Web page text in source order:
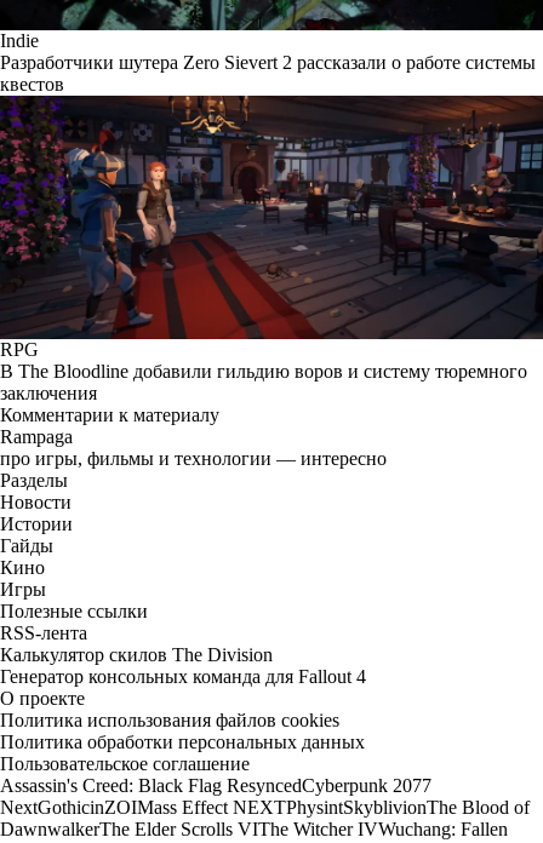
Indie
Разработчики шутера Zero Sievert 2 рассказали о работе системы
квестов
RPG
В The Bloodline добавили гильдию воров и систему тюремного
заключения
Комментарии к материалу
Rampaga
про игры, фильмы и технологии — интересно
Разделы
Новости
Истории
Гайды
Кино
Игры
Полезные ссылки
RSS-лента
Калькулятор скилов The Division
Генератор консольных команда для Fallout 4
О проекте
Политика использования файлов cookies
Политика обработки персональных данных
Пользовательское соглашение
Assassin's Creed: Black Flag ResyncedCyberpunk 2077
NextGothicinZOIMass Effect NEXTPhysintSkyblivionThe Blood of
DawnwalkerThe Elder Scrolls VIThe Witcher IVWuchang: Fallen